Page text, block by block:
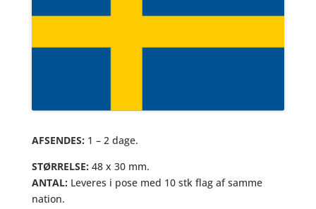
AFSENDES: 1 – 2 dage.
STØRRELSE: 48 x 30 mm.
ANTAL: Leveres i pose med 10 stk flag af samme
nation.